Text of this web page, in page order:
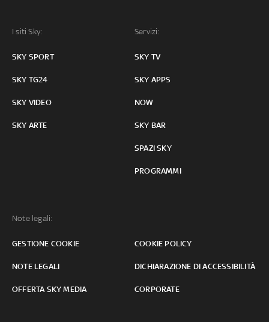
I siti Sky:
SKY SPORT
SKY TG24
SKY VIDEO
SKY ARTE
Servizi:
SKY TV
SKY APPS
NOW
SKY BAR
SPAZI SKY
PROGRAMMI
Note legali:
GESTIONE COOKIE COOKIE POLICY
NOTE LEGALI DICHIARAZIONE DI ACCESSIBILITÀ
OFFERTA SKY MEDIA CORPORATE